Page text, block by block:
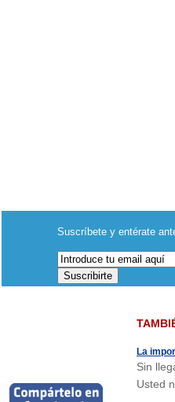
Suscríbete y entérate
La
Sin
Usted